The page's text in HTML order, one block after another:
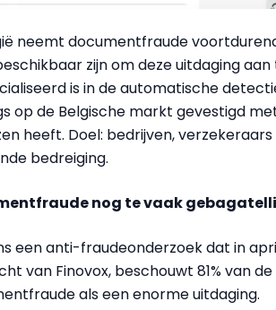
neemt documentfraude
zijn om deze uitdaging
is in de automatische
op de Belgische markt gevestigd
heeft. Doel: bedrijven,
bedreiging.
nog te vaak
een anti-fraudeonderzoek dat in
van Finovox, beschouwt 81% van
als een enorme uitdaging.